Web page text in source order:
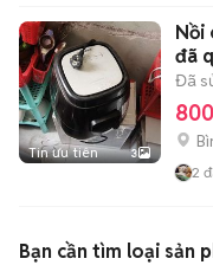
Tin ưu tiên 3
Nồi
đã
Đã
2
Bạn cần tìm loại sản